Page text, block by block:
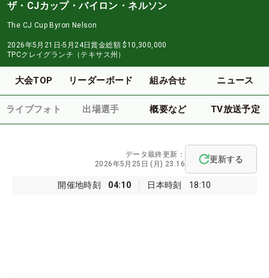
ザ・CJカップ・バイロン・ネルソン
The CJ Cup Byron Nelson
2026年5月21日-5月24日賞金総額 $10,300,000
TPCクレイグランチ（テキサス州）
大会TOP リーダーボード 組み合せ ニュース
ライブフォト 出場選手 概要など TV放送予定
開催地時刻 04:10 日本時刻 18:10
データ最終更新：
2026年5月25日 (月) 23:16
更新する